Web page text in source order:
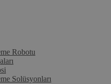
Robotu
Solüsyonları